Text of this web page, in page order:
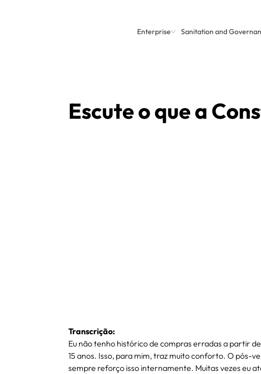
Enterprise Sanitation and
Escute o que a
Transcrição:
Eu não tenho histórico de compras erradas a partir
15 anos. Isso, para mim, traz muito conforto. O pós-
sempre reforço isso internamente. Muitas vezes eu